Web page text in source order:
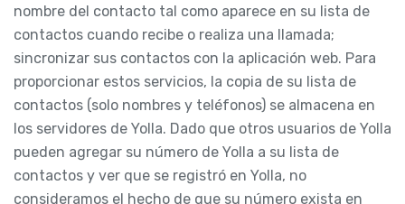
nombre del contacto tal como aparece en su lista de
contactos cuando recibe o realiza una llamada;
sincronizar sus contactos con la aplicación web. Para
proporcionar estos servicios, la copia de su lista de
contactos (solo nombres y teléfonos) se almacena en
los servidores de Yolla. Dado que otros usuarios de Yolla
pueden agregar su número de Yolla a su lista de
contactos y ver que se registró en Yolla, no
consideramos el hecho de que su número exista en